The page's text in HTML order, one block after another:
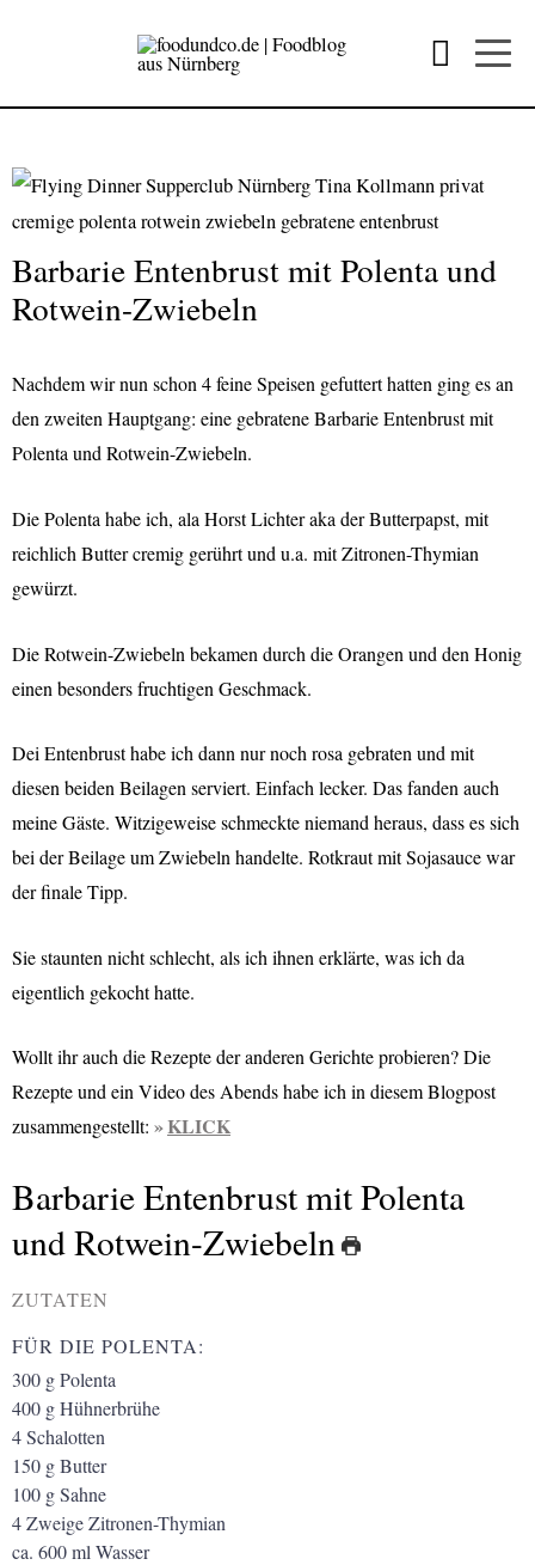
Barbarie Entenbrust mit Polenta und
Rotwein-Zwiebeln
Nachdem wir nun schon 4 feine Speisen gefuttert hatten ging es an
den zweiten Hauptgang: eine gebratene Barbarie Entenbrust mit
Polenta und Rotwein-Zwiebeln.
Die Polenta habe ich, ala Horst Lichter aka der Butterpapst, mit
reichlich Butter cremig gerührt und u.a. mit Zitronen-Thymian
gewürzt.
Die Rotwein-Zwiebeln bekamen durch die Orangen und den Honig
einen besonders fruchtigen Geschmack.
Dei Entenbrust habe ich dann nur noch rosa gebraten und mit
diesen beiden Beilagen serviert. Einfach lecker. Das fanden auch
meine Gäste. Witzigeweise schmeckte niemand heraus, dass es sich
bei der Beilage um Zwiebeln handelte. Rotkraut mit Sojasauce war
der finale Tipp.
Sie staunten nicht schlecht, als ich ihnen erklärte, was ich da
eigentlich gekocht hatte.
Wollt ihr auch die Rezepte der anderen Gerichte probieren? Die
Rezepte und ein Video des Abends habe ich in diesem Blogpost
zusammengestellt:
KLICK
Barbarie Entenbrust mit Polenta
und Rotwein-Zwiebeln
ZUTATEN
FÜR DIE POLENTA:
300 gPolenta
400 gHühnerbrühe
4Schalotten
150 gButter
100 gSahne
4Zweige Zitronen-Thymian
ca. 600ml Wasser